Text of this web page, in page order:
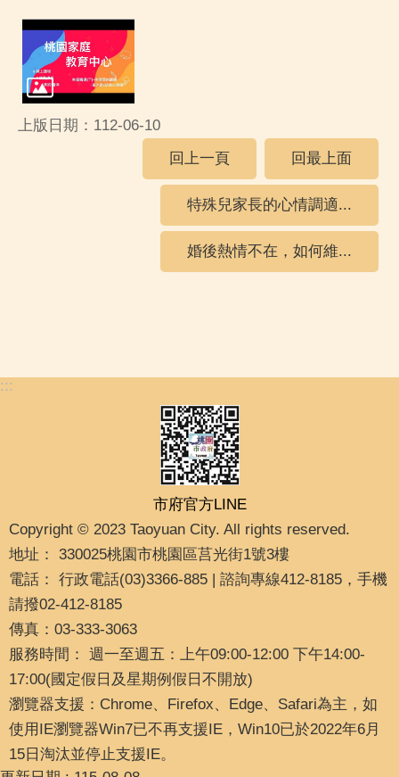
上版日期：112-06-10
回上一頁
回最上面
特殊兒家長的心情調適...
婚後熱情不在，如何維...
:::
市府官方LINE
Copyright © 2023 Taoyuan City. All rights reserved.
地址： 330025桃園市桃園區莒光街1號3樓
電話： 行政電話(03)3366-885 | 諮詢專線412-8185，手機
請撥02-412-8185
傳真：03-333-3063
服務時間： 週一至週五：上午09:00-12:00 下午14:00-
17:00(國定假日及星期例假日不開放)
瀏覽器支援：Chrome、Firefox、Edge、Safari為主，如
使用IE瀏覽器Win7已不再支援IE，Win10已於2022年6月
15日淘汰並停止支援IE。